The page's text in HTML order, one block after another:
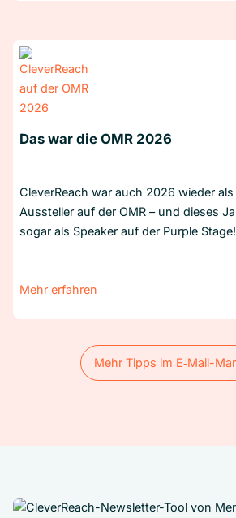
Das war die OMR 2026
CleverReach war auch 2026 wieder als
Aussteller auf der OMR – und dieses
sogar als Speaker auf der Purple Stage!
Mehr erfahren
Mehr Tipps im E‑Mail-
Mehr Tipps im E‑Mail-